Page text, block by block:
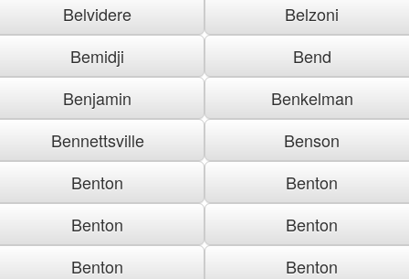
Belvidere
Belzoni
Bemidji
Bend
Benjamin
Benkelman
Bennettsville
Benson
Benton
Benton
Benton
Benton
Benton
Benton